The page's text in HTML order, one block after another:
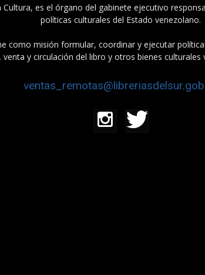
es el órgano del gabinete ejecutivo
políticas culturales del Estado venezolano.
como misión formular, coordinar y ejecutar
y circulación del libro y otros bienes